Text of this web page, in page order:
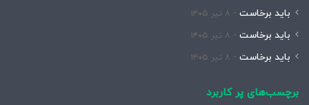
باید برخاست ۸ تیر ۱۴۰۵
باید برخاست ۸ تیر ۱۴۰۵
باید برخاست ۸ تیر ۱۴۰۵
برچسب‌های پر کاربرد